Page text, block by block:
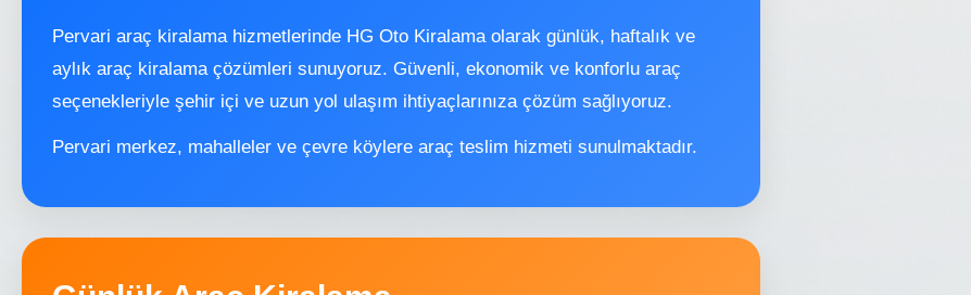
Pervari araç kiralama hizmetlerinde HG Oto Kiralama olarak günlük, haftalık ve
aylık araç kiralama çözümleri sunuyoruz. Güvenli, ekonomik ve konforlu araç
seçenekleriyle şehir içi ve uzun yol ulaşım ihtiyaçlarınıza çözüm sağlıyoruz.
Pervari merkez, mahalleler ve çevre köylere araç teslim hizmeti sunulmaktadır.